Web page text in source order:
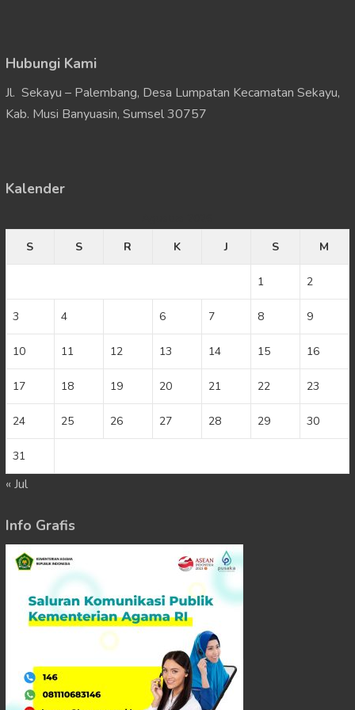
Hubungi Kami
Jl. Sekayu – Palembang, Desa Lumpatan Kecamatan Sekayu,
Kab. Musi Banyuasin, Sumsel 30757
Kalender
S
S R K J S M
1 2
3 4 6 7 8 9
10 11 12 13 14 15 16
17 18 19 20 21 22 23
24 25 26 27 28 29 30
31
« Jul
Info Grafis